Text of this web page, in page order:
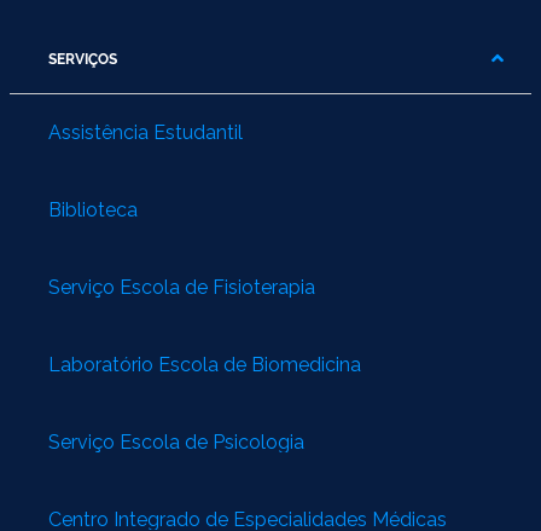
SERVIÇOS
Assistência Estudantil
Biblioteca
Serviço Escola de Fisioterapia
Laboratório Escola de Biomedicina
Serviço Escola de Psicologia
Centro Integrado de Especialidades Médicas